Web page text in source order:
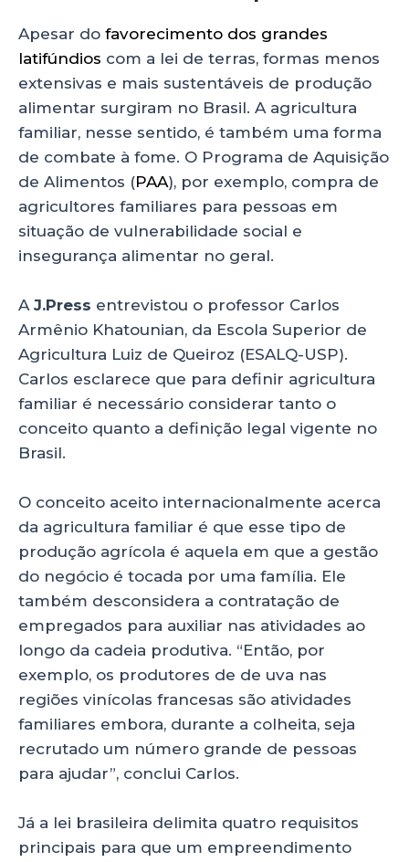
Apesar do favorecimento dos grandes
latifúndios com a lei de terras, formas menos
extensivas e mais sustentáveis de produção
alimentar surgiram no Brasil. A agricultura
familiar, nesse sentido, é também uma forma
de combate à fome. O Programa de Aquisição
de Alimentos (PAA), por exemplo, compra de
agricultores familiares para pessoas em
situação de vulnerabilidade social e
insegurança alimentar no geral.
A J.Press entrevistou o professor Carlos
Armênio Khatounian, da Escola Superior de
Agricultura Luiz de Queiroz (ESALQ-USP).
Carlos esclarece que para definir agricultura
familiar é necessário considerar tanto o
conceito quanto a definição legal vigente no
Brasil.
O conceito aceito internacionalmente acerca
da agricultura familiar é que esse tipo de
produção agrícola é aquela em que a gestão
do negócio é tocada por uma família. Ele
também desconsidera a contratação de
empregados para auxiliar nas atividades ao
longo da cadeia produtiva. “Então, por
exemplo, os produtores de de uva nas
regiões vinícolas francesas são atividades
familiares embora, durante a colheita, seja
recrutado um número grande de pessoas
para ajudar”, conclui Carlos.
Já a lei brasileira delimita quatro requisitos
principais para que um empreendimento